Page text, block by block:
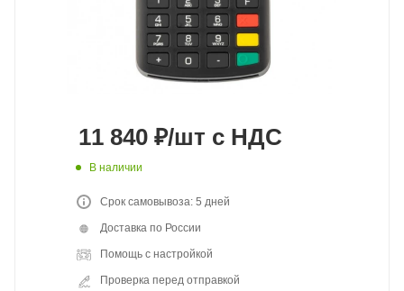
11 840 ₽/шт с НДС
В наличии
Срок самовывоза: 5 дней
Доставка по России
Помощь с настройкой
Проверка перед отправкой